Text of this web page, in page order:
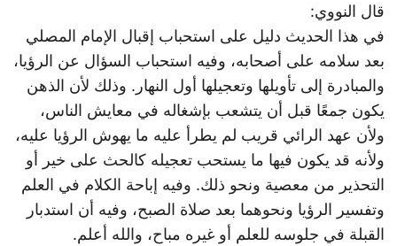
قال النووي:
في هذا الحديث دليل على استحباب إقبال الإمام المصلي
بعد سلامه على أصحابه، وفيه استحباب السؤال عن الرؤيا،
والمبادرة إلى تأويلها وتعجيلها أول النهار. وذلك لأن الذهن
يكون جمعًا قبل أن يتشعب بإشغاله في معايش الناس،
ولأن عهد الرائي قريب لم يطرأ عليه ما يهوش الرؤيا عليه،
ولأنه قد يكون فيها ما يستحب تعجيله كالحث على خير أو
التحذير من معصية ونحو ذلك. وفيه إباحة الكلام في العلم
وتفسير الرؤيا ونحوهما بعد صلاة الصبح، وفيه أن استدبار
القبلة في جلوسه للعلم أو غيره مباح، والله أعلم.